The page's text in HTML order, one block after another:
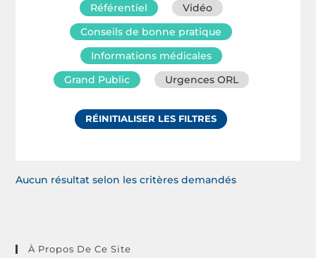
Référentiel
Vidéo
Conseils de bonne pratique
Informations médicales
Grand Public
Urgences ORL
RÉINITIALISER LES FILTRES
Aucun résultat selon les critères demandés
À Propos De Ce Site